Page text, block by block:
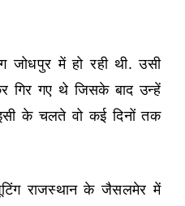
जोधपुर में हो रही थी. उसी
गिर गए थे जिसके बाद उन्हें
के चलते वो कई दिनों तक
राजस्थान के जैसलमेर में